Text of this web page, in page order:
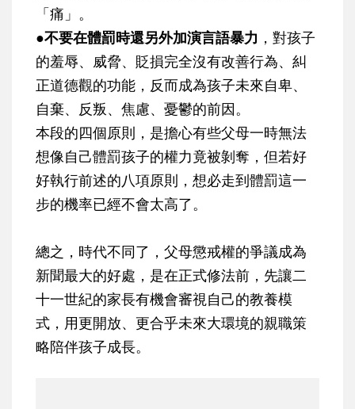
「痛」。
●不要在體罰時還另外加演言語暴力 ，對孩子
的羞辱、威脅、貶損完全沒有改善行為、糾
正道德觀的功能，反而成為孩子未來自卑、
自棄、反叛、焦慮、憂鬱的前因。
本段的四個原則，是擔心有些父母一時無法
想像自己體罰孩子的權力竟被剝奪，但若好
好執行前述的八項原則，想必走到體罰這一
步的機率已經不會太高了。
總之，時代不同了，父母懲戒權的爭議成為
新聞最大的好處，是在正式修法前，先讓二
十一世紀的家長有機會審視自己的教養模
式，用更開放、更合乎未來大環境的親職策
略陪伴孩子成長。